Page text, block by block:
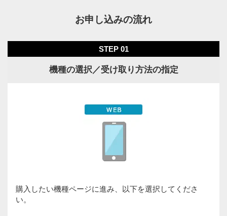
お申し込みの流れ
STEP 01
機種の選択／受け取り方法の指定
購入したい機種ページに進み、以下を選択してくださ
い。